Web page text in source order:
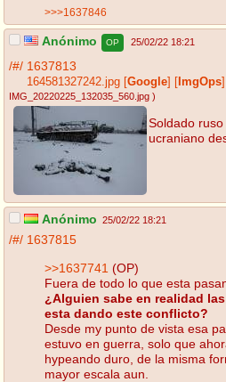
>>>1637846
Anónimo OP 25/02/22 18:21
/#/ 1637813
164581327242.jpg Google ImgOps
IMG_20220225_132035_560.jpg )
Soldado
ucraniano
Anónimo 25/02/22 18:21
/#/ 1637815
>>1637741 (OP)
Fuera de todo lo que esta
¿Alguien sabe en realidad
esta dando este conflicto?
Desde my punto de vista esa
estuvo en guerra, solo que
hypeando duro, de la misma
mayor escala aun.